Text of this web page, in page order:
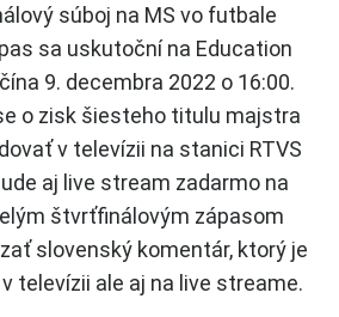
súboj na MS vo futbale
sa uskutoční na Education
9. decembra 2022 o 16:00.
o zisk šiesteho titulu majstra
v televízii na stanici RTVS
aj live stream zadarmo na
štvrťfinálovým zápasom
slovenský komentár, ktorý je
televízii ale aj na live streame.